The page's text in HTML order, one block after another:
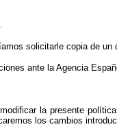
solicitarle copia de un
ante la Agencia
la presente
los cambios